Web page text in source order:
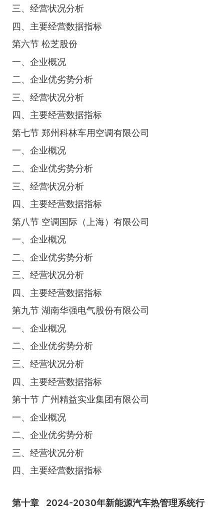
三、经营状况分析
四、主要经营数据指标
第六节 松芝股份
一、企业概况
二、企业优劣势分析
三、经营状况分析
四、主要经营数据指标
第七节 郑州科林车用空调有限公司
一、企业概况
二、企业优劣势分析
三、经营状况分析
四、主要经营数据指标
第八节 空调国际（上海）有限公司
一、企业概况
二、企业优劣势分析
三、经营状况分析
四、主要经营数据指标
第九节 湖南华强电气股份有限公司
一、企业概况
二、企业优劣势分析
三、经营状况分析
四、主要经营数据指标
第十节 广州精益实业集团有限公司
一、企业概况
二、企业优劣势分析
三、经营状况分析
四、主要经营数据指标
第十章 2024-2030年新能源汽车热管理系统行